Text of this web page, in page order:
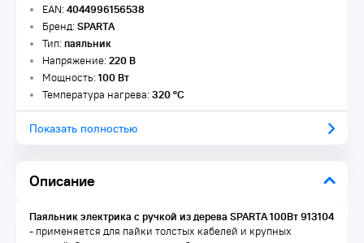
Описание
EAN:4044996156538
Бренд:SPARTA
Тип:паяльник
Напряжение:220 В
Мощность:100 Вт
Температура нагрева:320 °C
Показать полностью
Паяльник электрика с ручкой из дерева SPARTA 100Вт 913104
- применяется для пайки толстых кабелей и крупных